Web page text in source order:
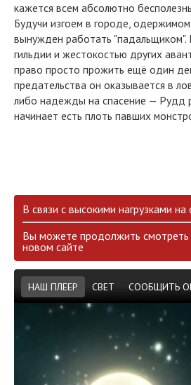
кажется всем абсолютно
Будучи изгоем в городе,
вынужден работать "падальщиком".
гильдии и жестокостью других
право просто прожить ещё один
предательства он оказывается в
либо надежды на спасение — Рудд
начинает есть плоть павших
В связи с высокими нагрузками
Вы можете продолжить
новом сайте
НАШ ПЛЕЕР СВЕТ СООБЩИТЬ